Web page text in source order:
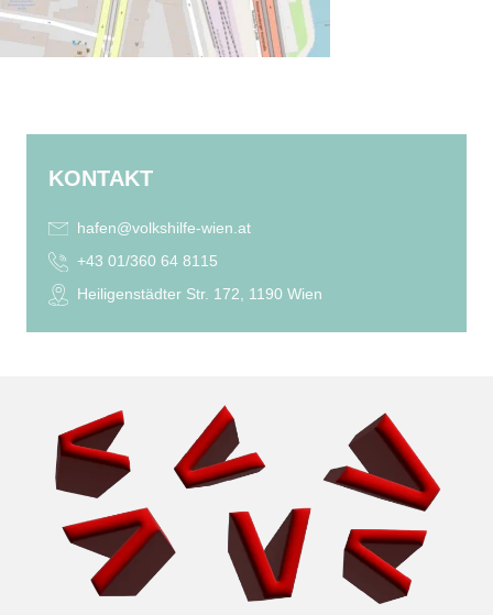
KONTAKT
hafen@volkshilfe-wien.at
+43 01/360 64 8115
Heiligenstädter Str. 172, 1190 Wien